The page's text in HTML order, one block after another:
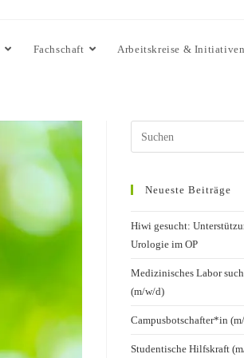
Fachschaft Arbeitskreise & Initiativen
Neueste Beiträge
Hiwi gesucht:
Urologie im OP
Medizinisches Labor
(m/w/d)
Campusbotschafter*in
Studentische Hilfskraft